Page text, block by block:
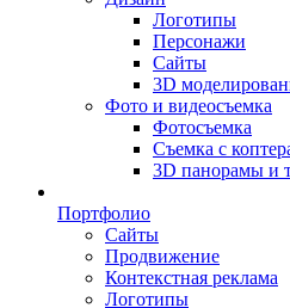
Логотипы
Персонажи
Сайты
3D
Фото и видеосъемка
Фотосъемка
Съемка с
3D панорамы и
Портфолио
Сайты
Продвижение
Контекстная реклама
Логотипы